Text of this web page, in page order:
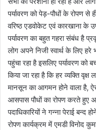
पर्यावरण को पेड़-पौधों के रोपण से
वरिष्ठ एडवोकेट एवं कारखाना के
पर्यावरण का बहुत गहरा संबंध है
लोग अपने निजी स्वार्थ के लिए हरे
पहुंचा रहा है इसलिए पर्यावरण को
किया जा रहा है कि हर व्यक्ति
मानसून का आगमन होने वाला है,
आसपास पौधों का रोपण करते हुए
पदाधिकारियों ने गन्ना पेराई बन्द
रोपण कार्यक्रम में एमडी विनोद